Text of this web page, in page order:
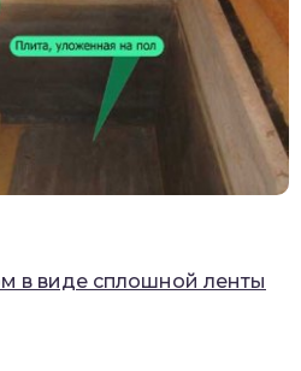
в виде сплошной ленты